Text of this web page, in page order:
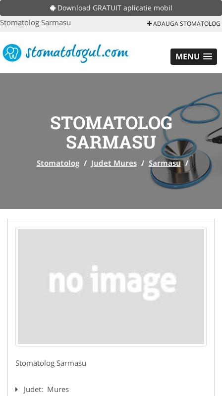
Download GRATUIT aplicatie mobil
Stomatolog Sarmasu ADAUGA STOMATOLOG
MENU
STOMATOLOG
SARMASU
Stomatolog / Judet Mures / Sarmasu /
Stomatolog Sarmasu
Judet: Mures